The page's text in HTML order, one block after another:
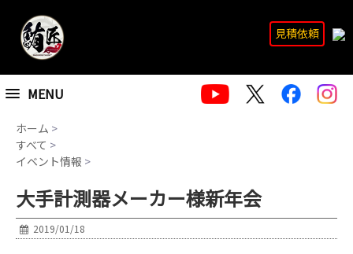
MENU
見積依頼
ホーム >
すべて >
イベント情報 >
大手計測器メーカー様新年会
2019/01/18